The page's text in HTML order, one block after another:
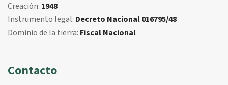
Creación: 1948
Instrumento legal: Decreto Nacional 016795/48
Dominio de la tierra: Fiscal Nacional
Contacto